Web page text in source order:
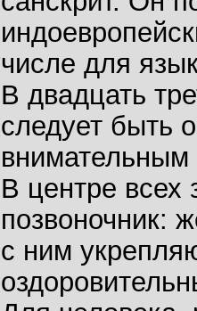
числе для
В двадцать
следует быть
внимательным
В центре всех
позвоночник:
с ним